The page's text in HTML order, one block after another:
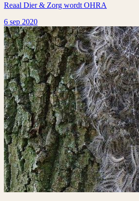
Reaal Dier & Zorg wordt OHRA
6 sep 2020